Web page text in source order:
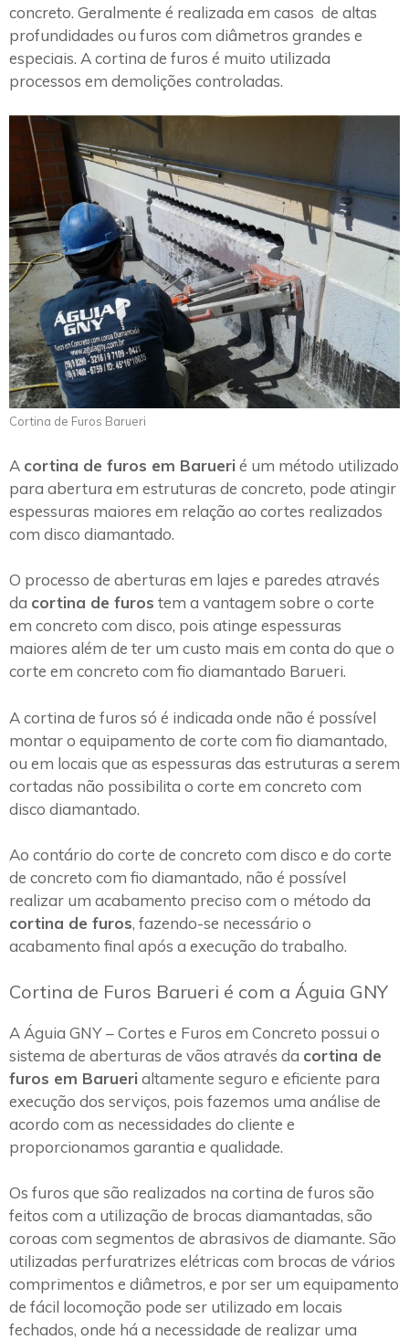
concreto. Geralmente é realizada em casos de altas
profundidades ou furos com diâmetros grandes e
especiais. A cortina de furos é muito utilizada
processos em demolições controladas.
Cortina de Furos Barueri
A cortina de furos em Barueri é um método utilizado
para abertura em estruturas de concreto, pode atingir
espessuras maiores em relação ao cortes realizados
com disco diamantado.
O processo de aberturas em lajes e paredes através
da cortina de furos tem a vantagem sobre o corte
em concreto com disco, pois atinge espessuras
maiores além de ter um custo mais em conta do que o
corte em concreto com fio diamantado Barueri.
A cortina de furos só é indicada onde não é possível
montar o equipamento de corte com fio diamantado,
ou em locais que as espessuras das estruturas a serem
cortadas não possibilita o corte em concreto com
disco diamantado.
Ao contário do corte de concreto com disco e do corte
de concreto com fio diamantado, não é possível
realizar um acabamento preciso com o método da
cortina de furos, fazendo-se necessário o
acabamento final após a execução do trabalho.
Cortina de Furos Barueri é com a Águia GNY
A Águia GNY – Cortes e Furos em Concreto possui o
sistema de aberturas de vãos através da cortina de
furos em Barueri altamente seguro e eficiente para
execução dos serviços, pois fazemos uma análise de
acordo com as necessidades do cliente e
proporcionamos garantia e qualidade.
Os furos que são realizados na cortina de furos são
feitos com a utilização de brocas diamantadas, são
coroas com segmentos de abrasivos de diamante. São
utilizadas perfuratrizes elétricas com brocas de vários
comprimentos e diâmetros, e por ser um equipamento
de fácil locomoção pode ser utilizado em locais
fechados, onde há a necessidade de realizar uma